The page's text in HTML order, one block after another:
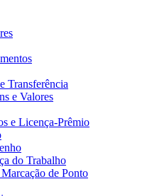
Transferência
e Valores
e Licença-Prêmio
do Trabalho
de Ponto